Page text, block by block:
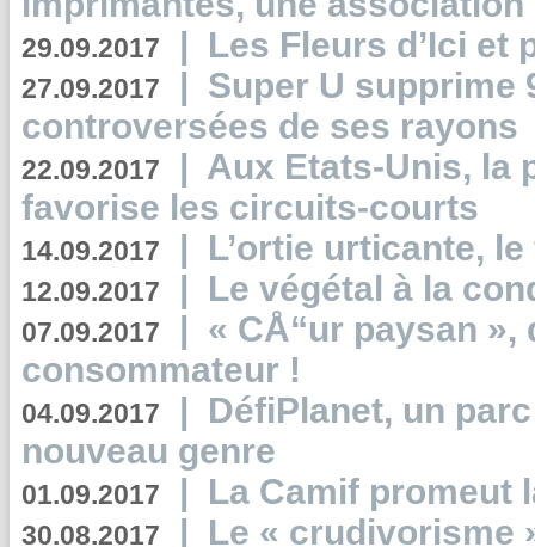
29.09.2017 | Les Fleurs d’Ici et
27.09.2017 | Super U supprime
controversées de ses rayons
22.09.2017 | Aux Etats-Unis, la
favorise les circuits-courts
14.09.2017 | L’ortie urticante,
12.09.2017 | Le végétal à la
07.09.2017 | « CÅ“ur paysan
consommateur !
04.09.2017 | DéfiPlanet, un
nouveau genre
01.09.2017 | La Camif promeut
30.08.2017 | Le « crudivorisme